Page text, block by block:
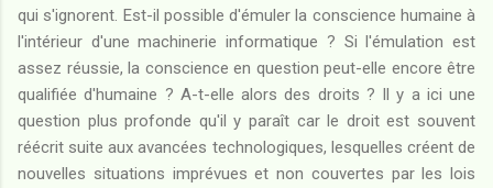
qui s'ignorent. Est-il possible d'émuler la conscience humaine à
l'intérieur d'une machinerie informatique ? Si l'émulation est
assez réussie, la conscience en question peut-elle encore être
qualifiée d'humaine ? A-t-elle alors des droits ? Il y a ici une
question plus profonde qu'il y paraît car le droit est souvent
réécrit suite aux avancées technologiques, lesquelles créent de
nouvelles situations imprévues et non couvertes par les lois